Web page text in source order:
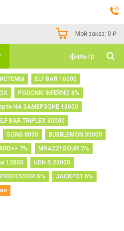
Мой заказ: 0 ₽
фильтр
ELF BAR 16000
PODONKI INFERNO 8%
НА ЗАМЕРЗОНЕ 18000
BAR TRIPLEX 30000
SONG 8000
BUBBLEMON 30000
7%
MRAZZ! SOUR 7%
12000
UDN S 25000
PROFESSOR 6%
JACKPOT 6%